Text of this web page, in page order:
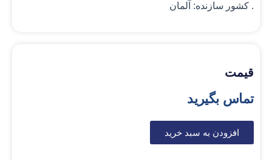
. کشور سازنده: آلمان
قیمت
تماس بگیرید
افزودن به سبد خرید